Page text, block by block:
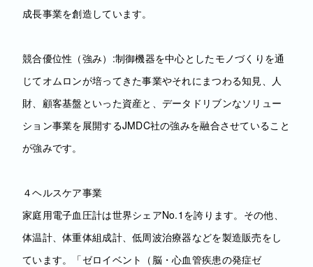
成長事業を創造しています。
競合優位性（強み）:制御機器を中心としたモノづくりを通
じてオムロンが培ってきた事業やそれにまつわる知見、人
財、顧客基盤といった資産と、データドリブンなソリュー
ション事業を展開するJMDC社の強みを融合させていること
が強みです。
４ヘルスケア事業
家庭用電子血圧計は世界シェアNo.1を誇ります。その他、
体温計、体重体組成計、低周波治療器などを製造販売をし
ています。「ゼロイベント（脳・心血管疾患の発症ゼ